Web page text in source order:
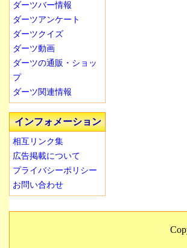
ダーツバー情報
ダーツアンケート
ダーツクイズ
ダーツ動画
ダーツの通販・ショッ
プ
ダーツ関連情報
インフォメーション
相互リンク集
広告掲載について
プライバシーポリシー
お問い合わせ